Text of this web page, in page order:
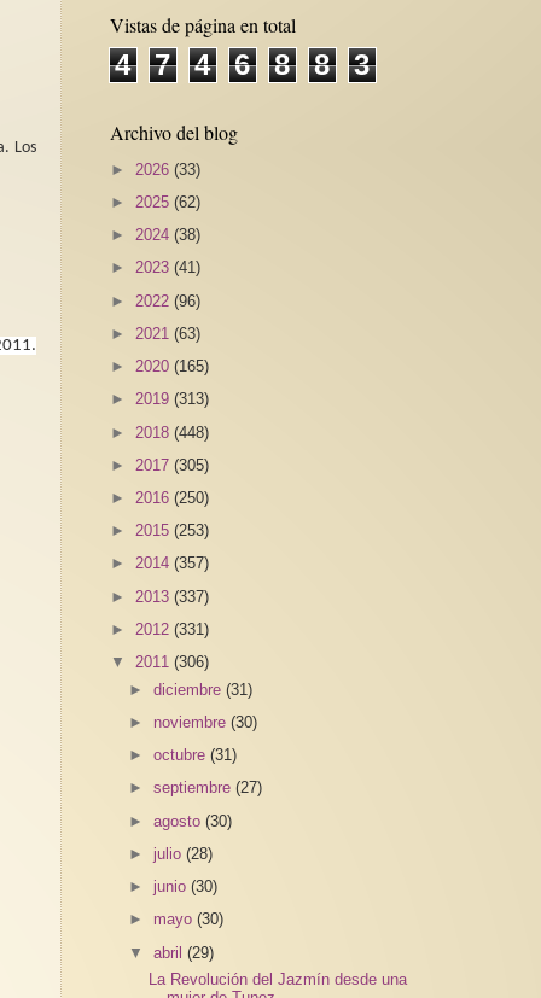
Los
Vistas de página en total
4 7 4 6 8 8 3
Archivo del blog
► 2026 (33)
► 2025 (62)
► 2024 (38)
► 2023 (41)
► 2022 (96)
► 2021 (63)
► 2020 (165)
► 2019 (313)
► 2018 (448)
► 2017 (305)
► 2016 (250)
► 2015 (253)
► 2014 (357)
► 2013 (337)
► 2012 (331)
▼ 2011 (306)
►diciembre(31)
► noviembre(30)
►octubre(31)
►septiembre(27)
►agosto(30)
► julio(28)
► junio(30)
► mayo(30)
▼abril(29)
La Revolución del Jazmín desde una